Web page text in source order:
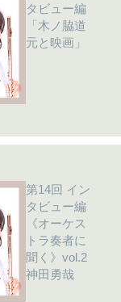
タビュー編
「木ノ脇道
元と映画」
第14回 イン
タビュー編
《オーケス
トラ奏者に
聞く》vol.2
神田勇哉